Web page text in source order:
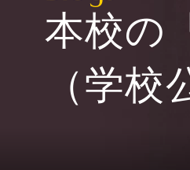
専攻・コース紹介
本校の
（学